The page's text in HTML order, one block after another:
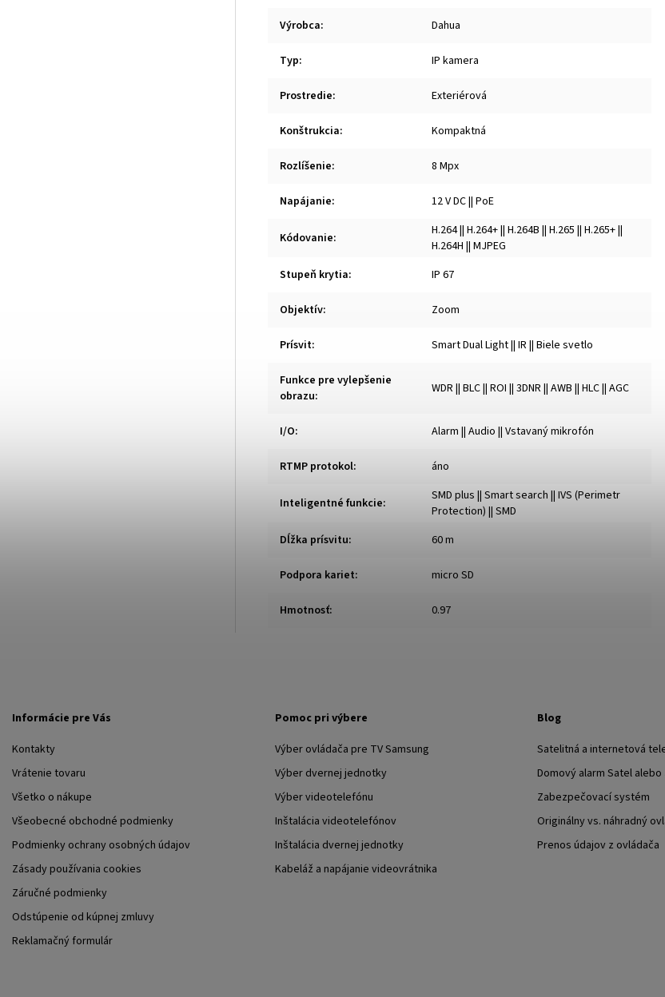
Výrobca: Dahua
Typ: IP kamera
Prostredie: Exteriérová
Konštrukcia: Kompaktná
Rozlíšenie: 8 Mpx
Napájanie: 12 V DC || PoE
Kódovanie:
H.264 || H.264+ || H.264B || H.265 || H.265+ ||
H.264H || MJPEG
Stupeň krytia: IP 67
Objektív: Zoom
Prísvit: Smart Dual Light || IR || Biele svetlo
Funkce pre vylepšenie
obrazu: WDR || BLC || ROI || 3DNR || AWB || HLC || AGC
I/O: Alarm || Audio || Vstavaný mikrofón
RTMP protokol: áno
Inteligentné funkcie:
SMD plus || Smart search || IVS (Perimetr
Protection) || SMD
Dĺžka prísvitu: 60 m
Podpora kariet: micro SD
Hmotnosť: 0.97
Informácie pre Vás
Kontakty
Vrátenie tovaru
Všetko o nákupe
Všeobecné obchodné podmienky
Podmienky ochrany osobných údajov
Zásady používania cookies
Záručné podmienky
Odstúpenie od kúpnej zmluvy
Reklamačný formulár
Pomoc pri výbere
Výber ovládača pre TV Samsung
Výber dvernej jednotky
Výber videotelefónu
Inštalácia videotelefónov
Inštalácia dvernej jednotky
Kabeláž a napájanie videovrátnika
Blog
Satelitná a internetová
Domový alarm Satel
Zabezpečovací systém
Originálny vs. náhradný
Prenos údajov z ovládača